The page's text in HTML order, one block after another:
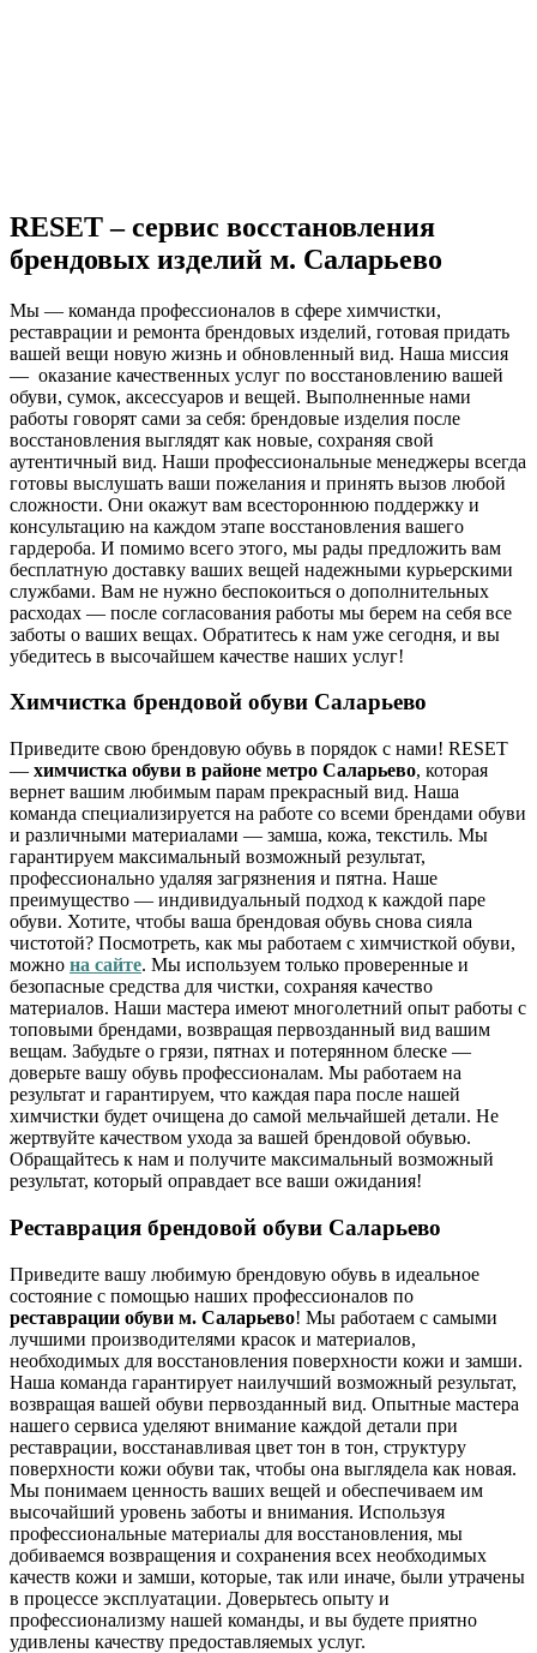
RESET – сервис восстановления
брендовых изделий м. Саларьево
Мы — команда профессионалов в сфере химчистки,
реставрации и ремонта брендовых изделий, готовая придать
вашей вещи новую жизнь и обновленный вид. Наша миссия
— оказание качественных услуг по восстановлению вашей
обуви, сумок, аксессуаров и вещей. Выполненные нами
работы говорят сами за себя: брендовые изделия после
восстановления выглядят как новые, сохраняя свой
аутентичный вид. Наши профессиональные менеджеры всегда
готовы выслушать ваши пожелания и принять вызов любой
сложности. Они окажут вам всестороннюю поддержку и
консультацию на каждом этапе восстановления вашего
гардероба. И помимо всего этого, мы рады предложить вам
бесплатную доставку ваших вещей надежными курьерскими
службами. Вам не нужно беспокоиться о дополнительных
расходах — после согласования работы мы берем на себя все
заботы о ваших вещах. Обратитесь к нам уже сегодня, и вы
убедитесь в высочайшем качестве наших услуг!
Химчистка брендовой обуви Саларьево
Приведите свою брендовую обувь в порядок с нами! RESET
— химчистка обуви в районе метро Саларьево, которая
вернет вашим любимым парам прекрасный вид. Наша
команда специализируется на работе со всеми брендами обуви
и различными материалами — замша, кожа, текстиль. Мы
гарантируем максимальный возможный результат,
профессионально удаляя загрязнения и пятна. Наше
преимущество — индивидуальный подход к каждой паре
обуви. Хотите, чтобы ваша брендовая обувь снова сияла
чистотой? Посмотреть, как мы работаем с химчисткой обуви,
можно на сайте. Мы используем только проверенные и
безопасные средства для чистки, сохраняя качество
материалов. Наши мастера имеют многолетний опыт работы с
топовыми брендами, возвращая первозданный вид вашим
вещам. Забудьте о грязи, пятнах и потерянном блеске —
доверьте вашу обувь профессионалам. Мы работаем на
результат и гарантируем, что каждая пара после нашей
химчистки будет очищена до самой мельчайшей детали. Не
жертвуйте качеством ухода за вашей брендовой обувью.
Обращайтесь к нам и получите максимальный возможный
результат, который оправдает все ваши ожидания!
Реставрация брендовой обуви Саларьево
Приведите вашу любимую брендовую обувь в идеальное
состояние с помощью наших профессионалов по
реставрации обуви м. Саларьево! Мы работаем с самыми
лучшими производителями красок и материалов,
необходимых для восстановления поверхности кожи и замши.
Наша команда гарантирует наилучший возможный результат,
возвращая вашей обуви первозданный вид. Опытные мастера
нашего сервиса уделяют внимание каждой детали при
реставрации, восстанавливая цвет тон в тон, структуру
поверхности кожи обуви так, чтобы она выглядела как новая.
Мы понимаем ценность ваших вещей и обеспечиваем им
высочайший уровень заботы и внимания. Используя
профессиональные материалы для восстановления, мы
добиваемся возвращения и сохранения всех необходимых
качеств кожи и замши, которые, так или иначе, были утрачены
в процессе эксплуатации. Доверьтесь опыту и
профессионализму нашей команды, и вы будете приятно
удивлены качеству предоставляемых услуг.